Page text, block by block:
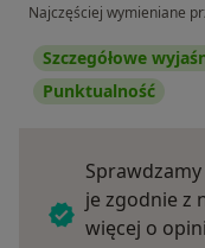
Najczęściej wymieniane
Szczegółowe
Punktualność
je zgodnie z
więcej o